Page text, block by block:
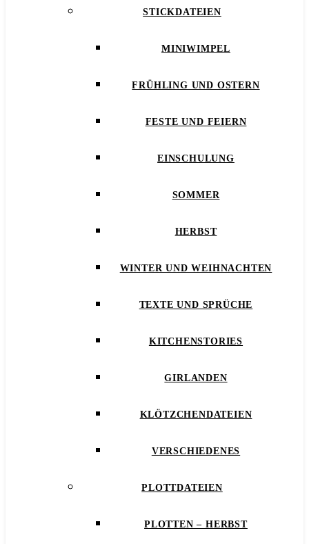
STICKDATEIEN
MINIWIMPEL
FRÜHLING UND OSTERN
FESTE UND FEIERN
EINSCHULUNG
SOMMER
HERBST
WINTER UND WEIHNACHTEN
TEXTE UND SPRÜCHE
KITCHENSTORIES
GIRLANDEN
KLÖTZCHENDATEIEN
VERSCHIEDENES
PLOTTDATEIEN
PLOTTEN – HERBST